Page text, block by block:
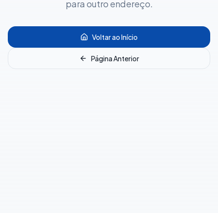
para outro endereço.
Voltar ao Início
Página Anterior